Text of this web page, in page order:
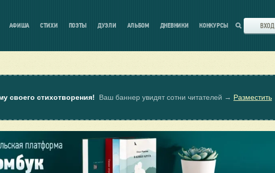
АФИША СТИХИ ПОЭТЫ ДУЭЛИ АЛЬБОМ ДНЕВНИКИ КОНКУРСЫ ВХОД
своего стихотворения! Ваш баннер увидят сотни читателей → Разместить